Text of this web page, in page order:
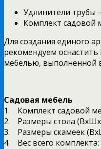
Удлинители трубы
Комплект садовой
Для создания единого
рекомендуем
мебелью, выполненной
Садовая мебель
1. Комплект садовой
2. Размеры стола
3. Размеры скамеек
4. Вес всего комплекта: